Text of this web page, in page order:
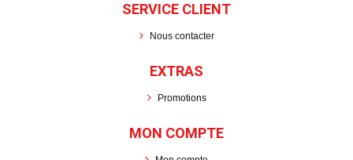
SERVICE CLIENT
Nous contacter
EXTRAS
Promotions
MON COMPTE